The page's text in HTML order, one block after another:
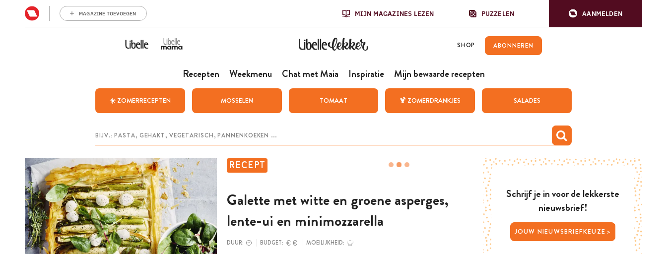
MAGAZINE TOEVOEGEN MIJN MAGAZINES LEZEN PUZZELEN AANMELDEN
SHOP ABONNEREN
Recepten Weekmenu Chat met Maia Inspiratie Mijn bewaarde recepten
☀️ ZOMERRECEPTEN MOSSELEN TOMAAT 🍹 ZOMERDRANKJES SALADES
RECEPT
Galette met witte en groene asperges,
lente-ui en minimozzarella
DUUR: BUDGET: MOEILIJKHEID:
Schrijf je in voor de lekkerste
nieuwsbrief!
JOUW NIEUWSBRIEFKEUZE >